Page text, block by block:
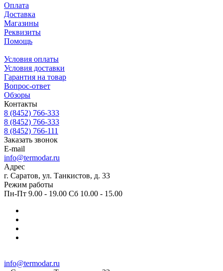
Оплата
Доставка
Магазины
Реквизиты
Помощь
Условия оплаты
Условия доставки
Гарантия на товар
Вопрос-ответ
Обзоры
Контакты
8 (8452) 766-333
8 (8452) 766-333
8 (8452) 766-111
Заказать звонок
E-mail
info@termodar.ru
Адрес
г. Саратов, ул. Танкистов, д. 33
Режим работы
Пн-Пт 9.00 - 19.00 Сб 10.00 - 15.00
info@termodar.ru